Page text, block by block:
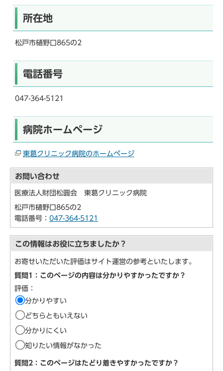
所在地
松戸市樋野口865の2
電話番号
047-364-5121
病院ホームページ
東葛クリニック病院のホームページ
お問い合わせ
医療法人財団松圓会 東葛クリニック病院
松戸市樋野口865の2
電話番号： 047-364-5121
この情報はお役に立ちましたか？
お寄せいただいた評価はサイト運営の参考といたします。
質問1：このページの内容は分かりやすかったですか？
評価：
分かりやすい
どちらともいえない
分かりにくい
知りたい情報がなかった
質問2：このページはたどり着きやすかったですか？